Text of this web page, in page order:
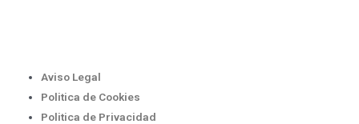
Aviso Legal
Politica de Cookies
Politica de Privacidad